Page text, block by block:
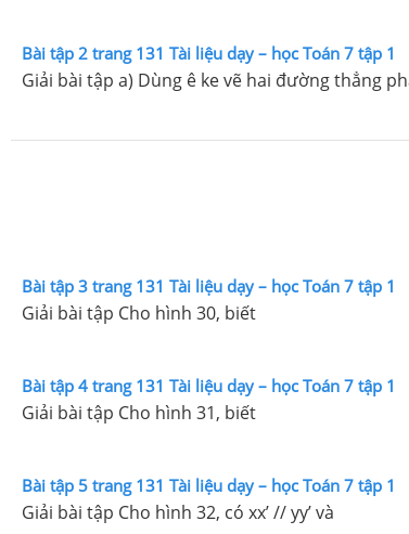
Bài tập 2 trang 131 Tài liệu dạy – học Toán 7 tập 1
Giải bài tập a) Dùng ê ke vẽ hai đường thẳng
Bài tập 3 trang 131 Tài liệu dạy – học Toán 7 tập 1
Giải bài tập Cho hình 30, biết
Bài tập 4 trang 131 Tài liệu dạy – học Toán 7 tập 1
Giải bài tập Cho hình 31, biết
Bài tập 5 trang 131 Tài liệu dạy – học Toán 7 tập 1
Giải bài tập Cho hình 32, có xx’ // yy’ và